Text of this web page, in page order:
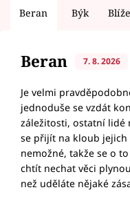
Beran Býk
Beran 7. 8. 2026
Je velmi
jednoduše se vzdát
záležitosti, ostatní lidé
se přijít na kloub
nemožné, takže se o
chtít nechat věci
než uděláte nějaké